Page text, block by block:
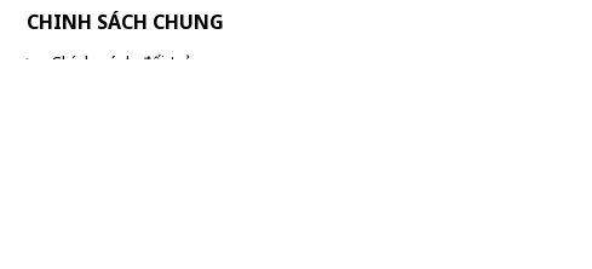
CHINH SÁCH CHUNG
Chính sách đổi trả